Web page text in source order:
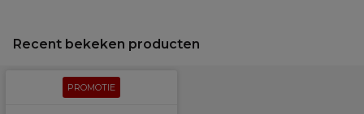
Recent bekeken producten
PROMOTIE